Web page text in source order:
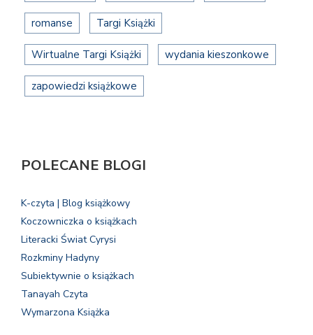
romanse Targi Książki
Wirtualne Targi Książki wydania kieszonkowe
zapowiedzi książkowe
POLECANE BLOGI
K-czyta | Blog książkowy
Koczowniczka o książkach
Literacki Świat Cyrysi
Rozkminy Hadyny
Subiektywnie o książkach
Tanayah Czyta
Wymarzona Książka